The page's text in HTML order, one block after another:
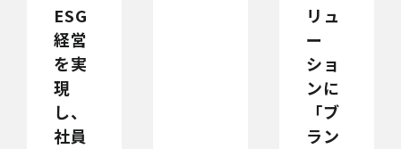
ESG
経営
を実
現
し、
社員
リュ
ー
ショ
ンに
「ブ
ラン